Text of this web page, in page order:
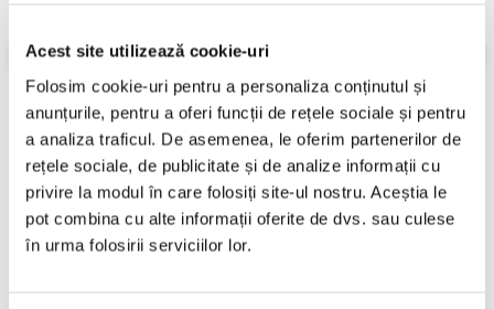
Acest site utilizează cookie-uri
Folosim cookie-uri pentru a personaliza conținutul și
anunțurile, pentru a oferi funcții de rețele sociale și pentru
a analiza traficul. De asemenea, le oferim partenerilor de
rețele sociale, de publicitate și de analize informații cu
privire la modul în care folosiți site-ul nostru. Aceștia le
pot combina cu alte informații oferite de dvs. sau culese
în urma folosirii serviciilor lor.
B5. Say Goodbye To It All
An Lansare:1995
Stil:Rock; Pop; Acoustic; Ballad
Stare Caseta:Near Mint (NM or M-)
Stare Coperta:
Near Mint (NM or M-)
Informatii conformitate produs
Review-uri(0)